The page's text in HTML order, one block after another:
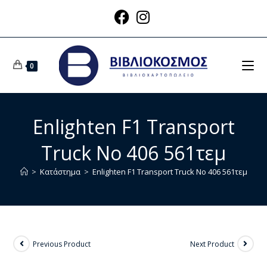
0
Enlighten F1 Transport
Truck No 406 561τεμ
> Κατάστημα > Enlighten F1 Transport Truck No 406 561τεμ
Previous Product Next Product